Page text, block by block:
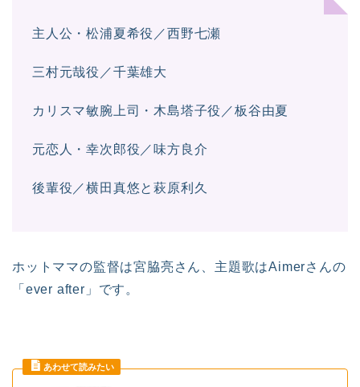
主人公・松浦夏希役／西野七瀬
三村元哉役／千葉雄大
カリスマ敏腕上司・木島塔子役／板谷由夏
元恋人・幸次郎役／味方良介
後輩役／横田真悠と萩原利久
ホットママの監督は宮脇亮さん、主題歌はAimerさんの
「ever after」です。